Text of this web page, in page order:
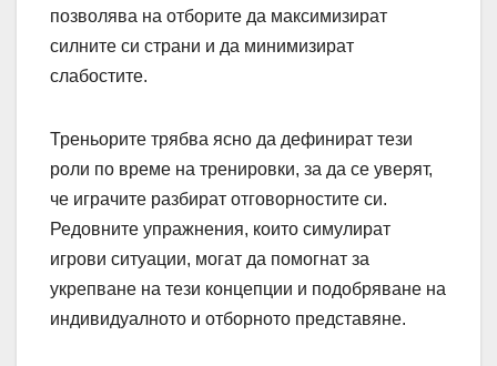
позволява на отборите да максимизират
силните си страни и да минимизират
слабостите.
Треньорите трябва ясно да дефинират тези
роли по време на тренировки, за да се уверят,
че играчите разбират отговорностите си.
Редовните упражнения, които симулират
игрови ситуации, могат да помогнат за
укрепване на тези концепции и подобряване на
индивидуалното и отборното представяне.